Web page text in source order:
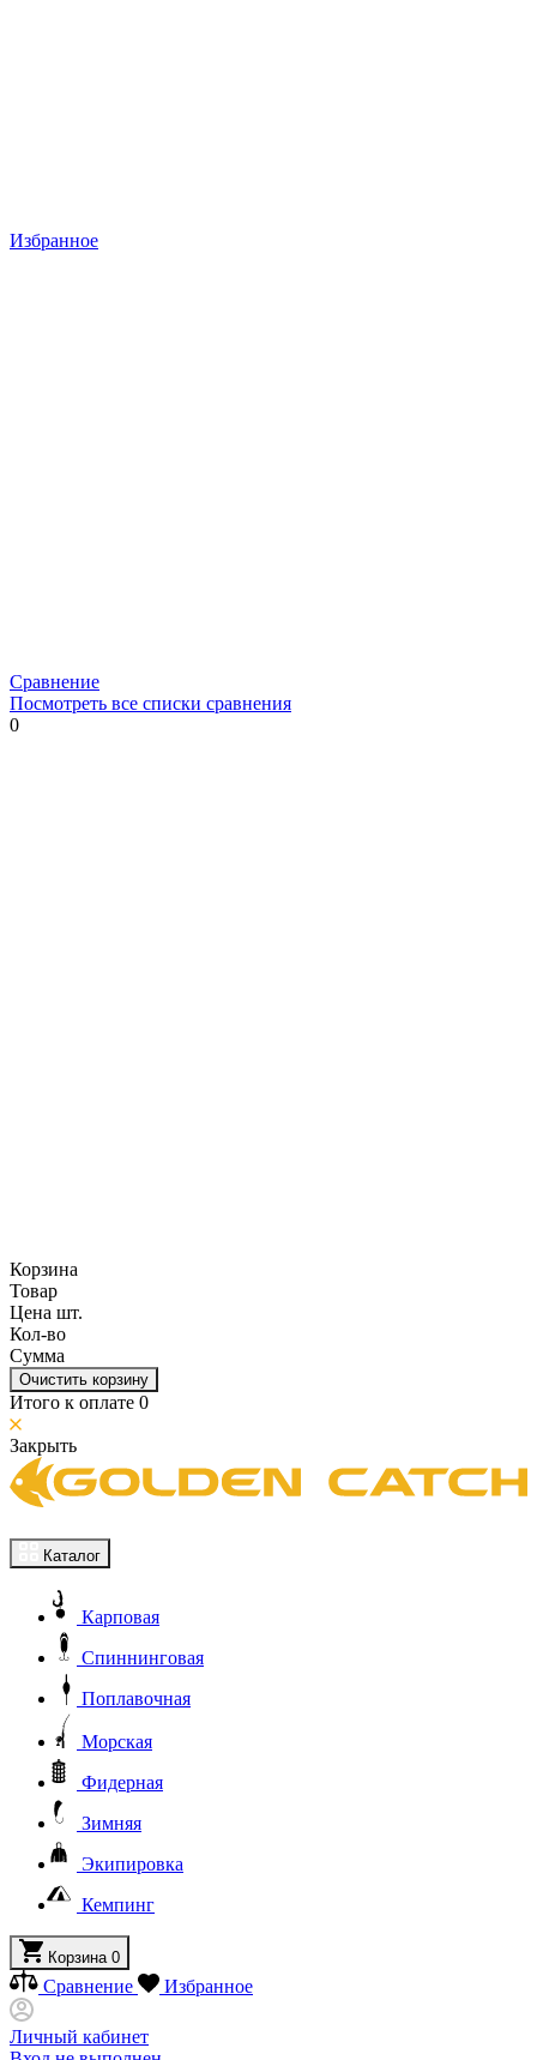
Избранное
Сравнение
Посмотреть все списки сравнения
0
Корзина
Товар
Цена шт.
Кол-во
Сумма
Очистить корзину
Итого к оплате 0
Закрыть
Каталог
Карповая
Спиннинговая
Поплавочная
Морская
Фидерная
Зимняя
Экипировка
Кемпинг
Корзина 0
Сравнение Избранное
Личный кабинет